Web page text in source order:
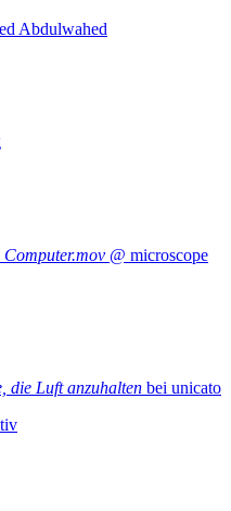
Abdulwahed
@ microscope
die Luft anzuhalten bei unicato